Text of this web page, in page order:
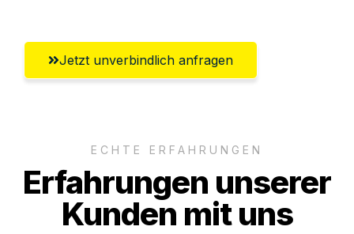
Jetzt unverbindlich anfragen
ECHTE ERFAHRUNGEN
Erfahrungen unserer
Kunden mit uns